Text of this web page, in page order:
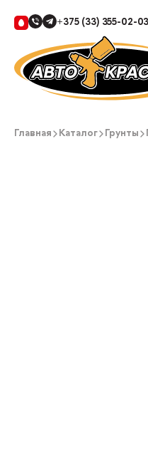
+375 (33) 355-02-
Главная Каталог Грунты